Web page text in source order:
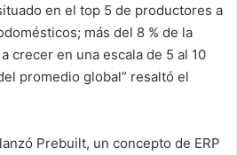
en el top 5 de productores a
más del 8 % de la
crecer en una escala de 5 al 10
promedio global” resaltó el
Prebuilt, un concepto de ERP